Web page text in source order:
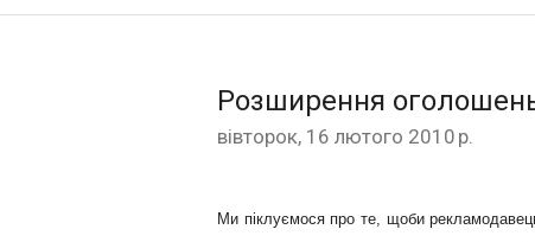
Розширення оголошень
вівторок, 16 лютого 2010 р.
Ми піклуємося про те, щоби